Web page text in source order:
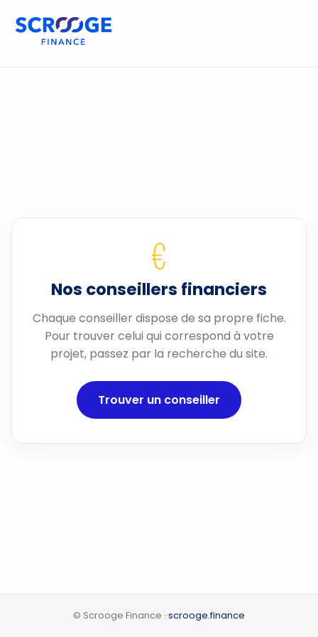
€
Nos conseillers financiers
Chaque conseiller dispose de sa propre fiche.
Pour trouver celui qui correspond à votre
projet, passez par la recherche du site.
Trouver un conseiller
© Scrooge Finance · scrooge.finance